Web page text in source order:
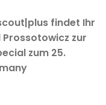
findet Ihr
zur
zum 25.